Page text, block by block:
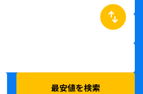
swap_horiz
最安値を検索